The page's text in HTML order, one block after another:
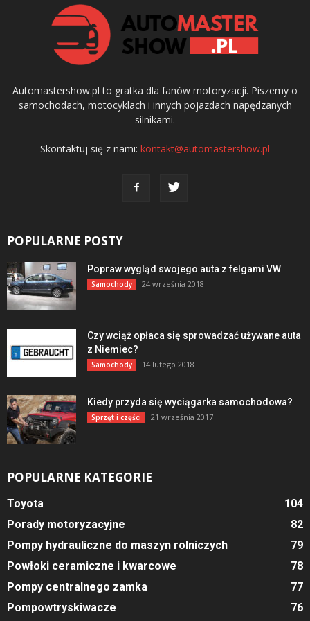
Automastershow.pl to gratka dla fanów motoryzacji. Piszemy o
samochodach, motocyklach i innych pojazdach napędzanych
silnikami.
Skontaktuj się z nami: kontakt@automastershow.pl
POPULARNE POSTY
Popraw wygląd swojego auta z felgami VW
Samochody 24 września 2018
Czy wciąż opłaca się sprowadzać używane auta
z Niemiec?
Samochody 14 lutego 2018
Kiedy przyda się wyciągarka samochodowa?
Sprzęt i części 21 września 2017
POPULARNE KATEGORIE
Toyota
104
Porady motoryzacyjne
82
Pompy hydrauliczne do maszyn rolniczych
79
Powłoki ceramiczne i kwarcowe
78
Pompy centralnego zamka
77
Pompowtryskiwacze
76